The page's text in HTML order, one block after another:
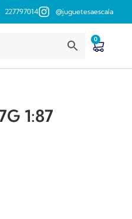
227797014 @juguetesaescala
0
1:87